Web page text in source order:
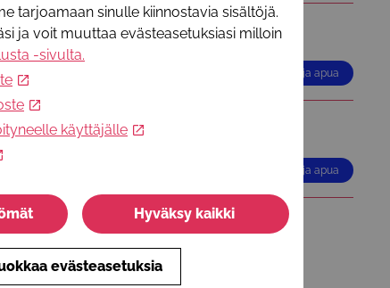
Tukea ja apua
Tukea ja apua
tarjoamaan sinulle kiinnostavia sisältöjä.
ja voit muuttaa evästeasetuksiasi milloin
-sivulta.
käyttäjälle
Hyväksy kaikki
evästeasetuksia